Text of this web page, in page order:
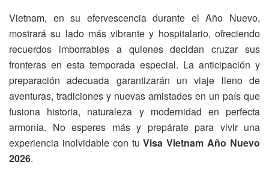
Vietnam, en su efervescencia durante el Año Nuevo,
mostrará su lado más vibrante y hospitalario, ofreciendo
recuerdos imborrables a quienes decidan cruzar sus
fronteras en esta temporada especial. La anticipación y
preparación adecuada garantizarán un viaje lleno de
aventuras, tradiciones y nuevas amistades en un país que
fusiona historia, naturaleza y modernidad en perfecta
armonía. No esperes más y prepárate para vivir una
experiencia inolvidable con tuVisa Vietnam Año Nuevo
2026.